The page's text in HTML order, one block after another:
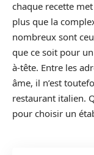
chaque recette
plus que la
nombreux sont
que ce soit pour
à-tête. Entre les
âme, il n’est
restaurant italien.
pour choisir un